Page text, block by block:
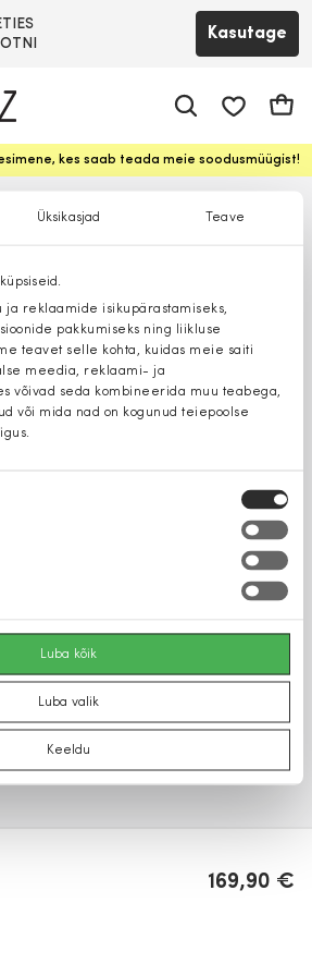
Üksikasjad Teave
ja reklaamide isikupärastamiseks,
pakkumiseks ning liikluse
teavet selle kohta, kuidas meie saiti
meedia, reklaami- ja
võivad seda kombineerida muu teabega,
või mida nad on kogunud teiepoolse
Luba kõik
Luba valik
Keeldu
Kasutage
kes saab teada meie soodusmüügist!
169,90 €